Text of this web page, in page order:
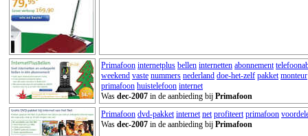
Primafoon internetplus bellen internetten abonnement
weekend vaste nummers nederland doe-het-zelf pakket monteur
primafoon huistelefoon internet
Was dec-2007 in de aanbieding bij Primafoon
Primafoon dvd-pakket internet net profiteert primafoon
Was dec-2007 in de aanbieding bij Primafoon